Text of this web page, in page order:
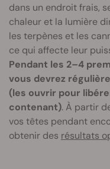
dans un endroit frais,
chaleur et la lumière
les terpènes et les
ce qui affecte leur
Pendant les 2–4
vous devrez
(les ouvrir pour
contenant). À partir
vos têtes pendant
obtenir des résultats